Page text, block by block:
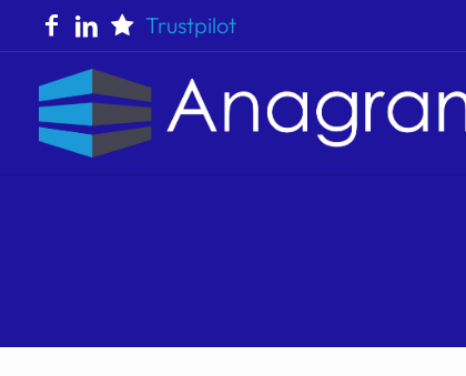
Trustpilot